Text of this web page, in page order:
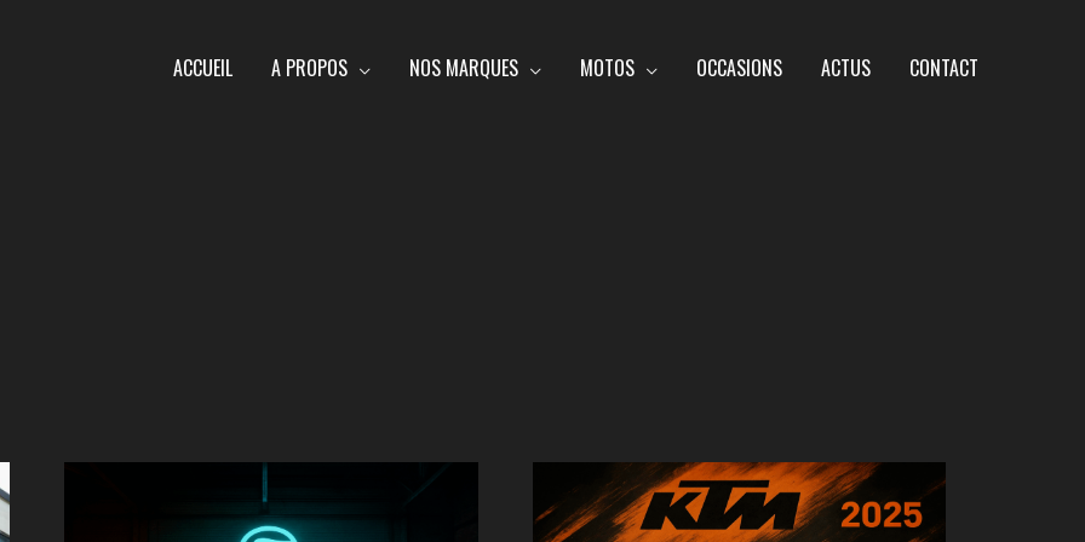
ACCUEIL A PROPOS NOS MARQUES MOTOS OCCASIONS ACTUS CONTACT
2025